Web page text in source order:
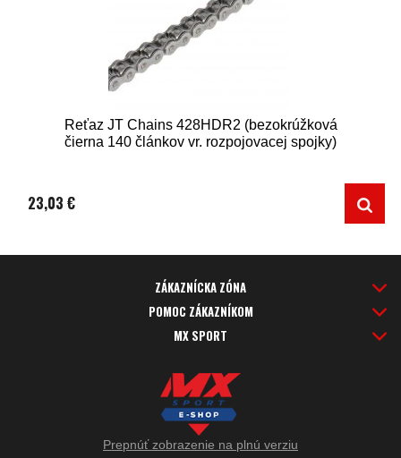
Reťaz JT Chains 428HDR2 (bezokrúžková
čierna 140 článkov vr. rozpojovacej spojky)
23,03 €
ZÁKAZNÍCKA ZÓNA
POMOC ZÁKAZNÍKOM
MX SPORT
Prepnúť zobrazenie na plnú verziu